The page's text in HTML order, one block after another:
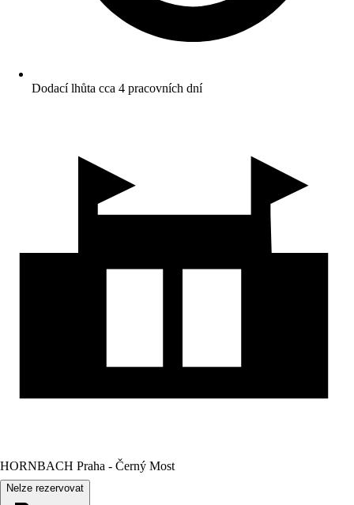
Dodací lhůta cca 4 pracovních dní
HORNBACH Praha - Černý Most
Nelze rezervovat